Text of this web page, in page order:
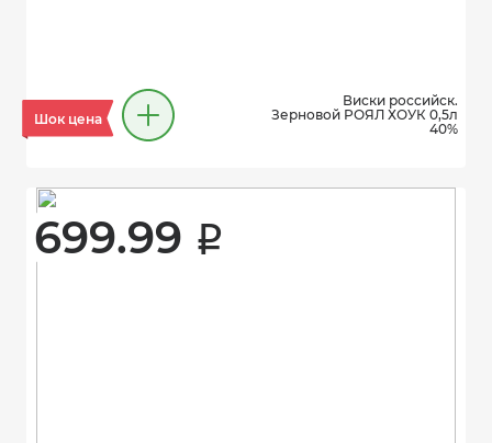
Шок цена
Виски российск.
Зерновой РОЯЛ ХОУК 0,5л
40%
699.99 i